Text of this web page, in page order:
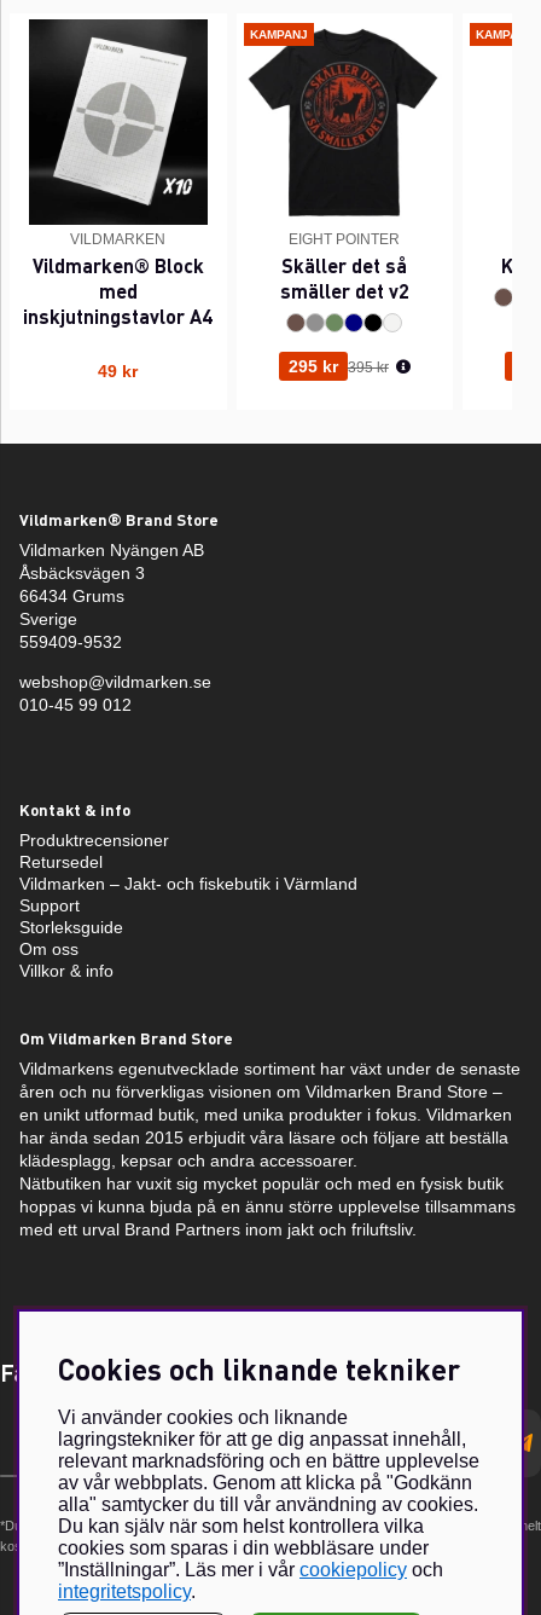
VILDMARKEN
Vildmarken® Block
med
inskjutningstavlor A4
49 kr
KAMPANJ
EIGHT POINTER
Skäller det så
smäller det v2
295 kr Ordinarie pris:
395 kr
KAMPANJ
Vildmarken® Brand Store
Vildmarken Nyängen AB
Åsbäcksvägen 3
66434 Grums
Sverige
559409-9532
webshop@vildmarken.se
010-45 99 012
Kontakt & info
Produktrecensioner
Retursedel
Vildmarken – Jakt- och fiskebutik i Värmland
Support
Storleksguide
Om oss
Villkor & info
Om Vildmarken Brand Store
Vildmarkens egenutvecklade sortiment har växt under de senaste
åren och nu förverkligas visionen om Vildmarken Brand Store –
en unikt utformad butik, med unika produkter i fokus. Vildmarken
har ända sedan 2015 erbjudit våra läsare och följare att beställa
klädesplagg, kepsar och andra accessoarer.
Nätbutiken har vuxit sig mycket populär och med en fysisk butik
hoppas vi kunna bjuda på en ännu större upplevelse tillsammans
med ett urval Brand Partners inom jakt och friluftsliv.
Få Magasin Vildmarken direkt till din e-post!*
postadress
*Du kan även få erbjudanden och nyheter från samarbetspartners. Din prenumeration är helt
kostnadsfri och kan avslutas när som helst.
Cookies och liknande tekniker
Vi använder cookies och liknande
lagringstekniker för att ge dig anpassat innehåll,
relevant marknadsföring och en bättre upplevelse
av vår webbplats. Genom att klicka på "Godkänn
alla" samtycker du till vår användning av cookies.
Du kan själv när som helst kontrollera vilka
cookies som sparas i din webbläsare under
”Inställningar”. Läs mer i vår cookiepolicy och
integritetspolicy.